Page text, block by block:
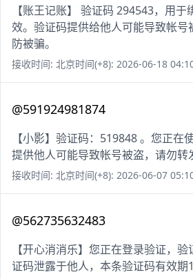
【账王记账】 验证码 294543，用
效。验证码提供给他人可能导致帐号
防被骗。
接收时间: 北京时间(+8): 2026-06-18
@591924981874
【小影】验证码：519848 。您正在
提供他人可能导致帐号被盗，请勿转
接收时间: 北京时间(+8): 2026-06-07
@562735632483
【开心消消乐】您正在登录验证，
证码泄露于他人，本条验证码有效期